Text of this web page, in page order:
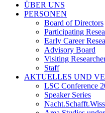
ÜBER UNS
PERSONEN
Board of Directors
Participating
Early Career
Advisory Board
Visiting
Staff
AKTUELLES UND
LSC Conference
Speaker Series